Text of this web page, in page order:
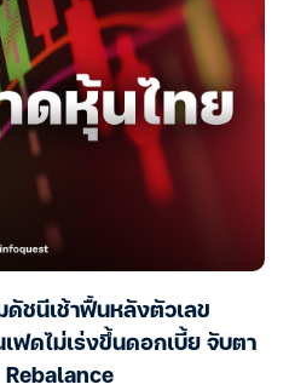
ดัชนีเช้าฟื้นหลังตัวเลข
ฟดไม่เร่งขึ้นดอกเบี้ย จับตา
Rebalance